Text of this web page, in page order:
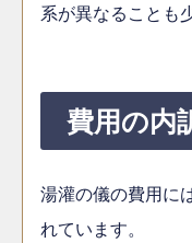
系が異なることも
費用の内
湯灌の儀の費用に
れています。